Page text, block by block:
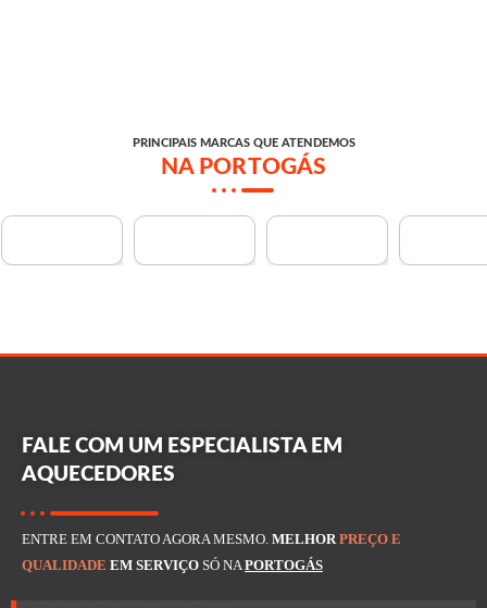
PRINCIPAIS MARCAS QUE ATENDEMOS
NA PORTOGÁS
FALE COM UM ESPECIALISTA EM
AQUECEDORES
ENTRE EM CONTATO AGORA MESMO. MELHOR PREÇO E
QUALIDADE EM SERVIÇO SÓ NA PORTOGÁS